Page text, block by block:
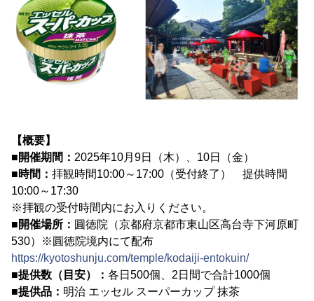
【概要】
■開催期間： 2025年10月9日（木）、10日（金）
■時間： 拝観時間10:00～17:00（受付終了） 提供時間
10:00～17:30
※拝観の受付時間内にお入りください。
■開催場所： 圓徳院（京都府京都市東山区高台寺下河原町
530）※圓徳院境内にて配布
https://kyotoshunju.com/temple/kodaiji-entokuin/
■提供数（目安）： 各日500個、2日間で合計1000個
■提供品： 明治 エッセル スーパーカップ 抹茶